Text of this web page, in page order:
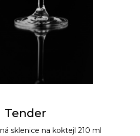
Tender
sklenice na koktejl 210 ml